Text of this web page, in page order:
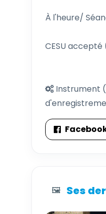
À l'heure/
CESU
Instrument
🖼️ Ses